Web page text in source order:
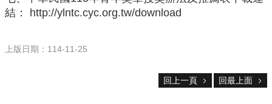
主
結： http://ylntc.cyc.org.tw/download
上版日期：114-11-25
回上一頁 回最上面